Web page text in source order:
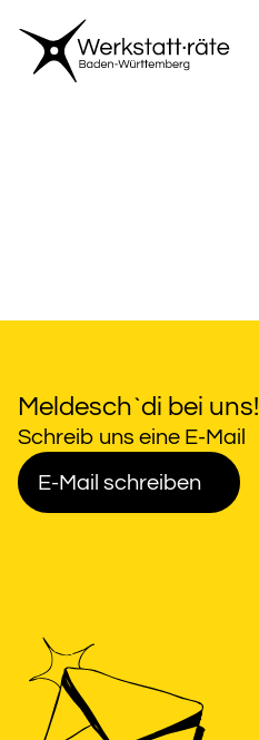
Inhalt
springen
Meldesch`di bei uns!
Schreib uns eine E-Mail
E-Mail schreiben